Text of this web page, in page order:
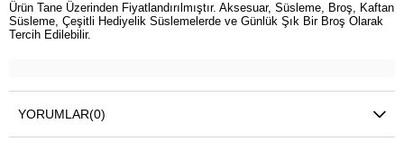
Ürün Tane Üzerinden Fiyatlandırılmıştır. Aksesuar, Süsleme, Broş, Kaftan
Süsleme, Çeşitli Hediyelik Süslemelerde ve Günlük Şık Bir Broş Olarak
Tercih Edilebilir.
YORUMLAR(0)